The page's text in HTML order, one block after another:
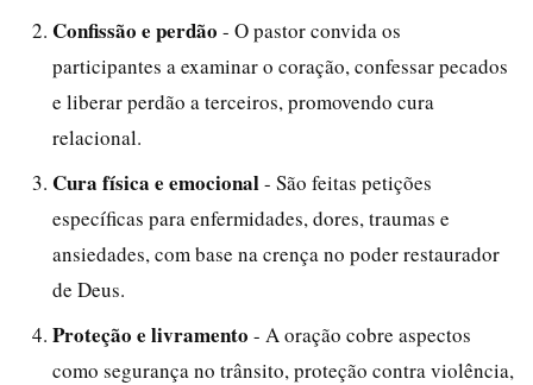
Confissão e perdão - O pastor convida os
participantes a examinar o coração, confessar pecados
e liberar perdão a terceiros, promovendo cura
relacional.
Cura física e emocional- São feitas petições
específicas para enfermidades, dores, traumas e
ansiedades, com base na crença no poder restaurador
de Deus.
Proteção e livramento - A oração cobre aspectos
como segurança no trânsito, proteção contra violência,